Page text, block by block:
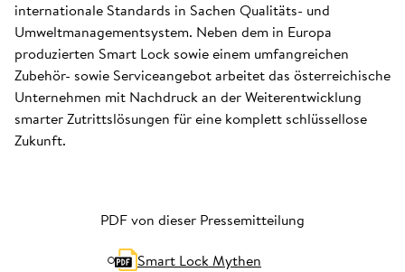
internationale Standards in Sachen Qualitäts- und
Umweltmanagementsystem. Neben dem in Europa
produzierten Smart Lock sowie einem umfangreichen
Zubehör- sowie Serviceangebot arbeitet das österreichische
Unternehmen mit Nachdruck an der Weiterentwicklung
smarter Zutrittslösungen für eine komplett schlüssellose
Zukunft.
PDF von dieser Pressemitteilung
Smart Lock Mythen